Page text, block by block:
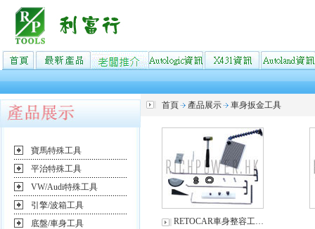
寶馬特殊工具
平治特殊工具
VW/Audi特殊工具
引擎/波箱工具
底盤/車身工具
首頁 產品展示 車身扳金工具
RETOCAR車身整容工…